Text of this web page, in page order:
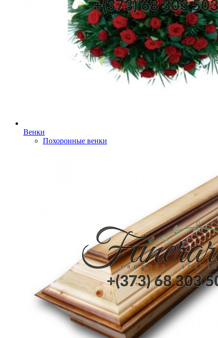
Венки
Похоронные венки